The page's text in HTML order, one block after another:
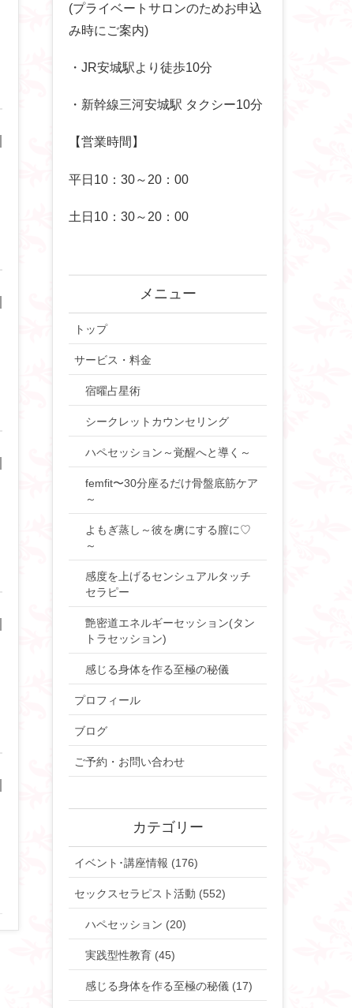
(プライベートサロンのためお申込
み時にご案内)
・JR安城駅より徒歩10分
・新幹線三河安城駅 タクシー10分
【営業時間】
平日10：30～20：00
土日10：30～20：00
メニュー
トップ
サービス・料金
宿曜占星術
シークレットカウンセリング
ハペセッション～覚醒へと導く～
femfit〜30分座るだけ骨盤底筋ケア
～
よもぎ蒸し～彼を虜にする膣に♡
～
感度を上げるセンシュアルタッチ
セラピー
艶密道エネルギーセッション(タン
トラセッション)
感じる身体を作る至極の秘儀
プロフィール
ブログ
ご予約・お問い合わせ
カテゴリー
イベント･講座情報 (176)
セックスセラピスト活動 (552)
ハペセッション (20)
実践型性教育 (45)
感じる身体を作る至極の秘儀 (17)